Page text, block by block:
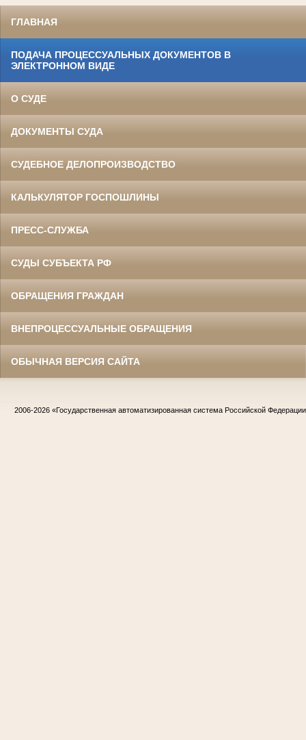
ГЛАВНАЯ
ПОДАЧА ПРОЦЕССУАЛЬНЫХ ДОКУМЕНТОВ В
ЭЛЕКТРОННОМ ВИДЕ
О СУДЕ
ДОКУМЕНТЫ СУДА
СУДЕБНОЕ ДЕЛОПРОИЗВОДСТВО
КАЛЬКУЛЯТОР ГОСПОШЛИНЫ
ПРЕСС-СЛУЖБА
СУДЫ СУБЪЕКТА РФ
ОБРАЩЕНИЯ ГРАЖДАН
ВНЕПРОЦЕССУАЛЬНЫЕ ОБРАЩЕНИЯ
ОБЫЧНАЯ ВЕРСИЯ САЙТА
2006-2026 «Государственная автоматизированная система Российской